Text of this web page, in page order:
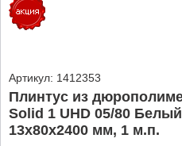
Артикул: 1412353
Плинтус из
Solid 1 UHD 05/80
13х80х2400 мм, 1 м.п.